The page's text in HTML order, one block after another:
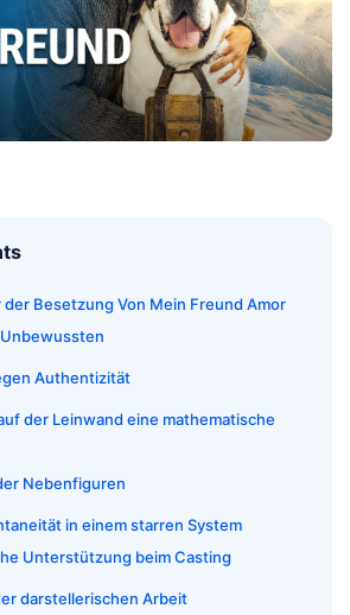
Besetzung Von Mein Freund Amor
Authentizität
der Leinwand eine mathematische
Nebenfiguren
in einem starren System
Unterstützung beim Casting
darstellerischen Arbeit